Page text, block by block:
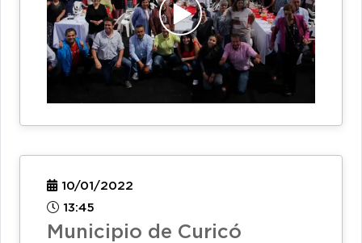
10/01/2022
13:45
Municipio de Curicó